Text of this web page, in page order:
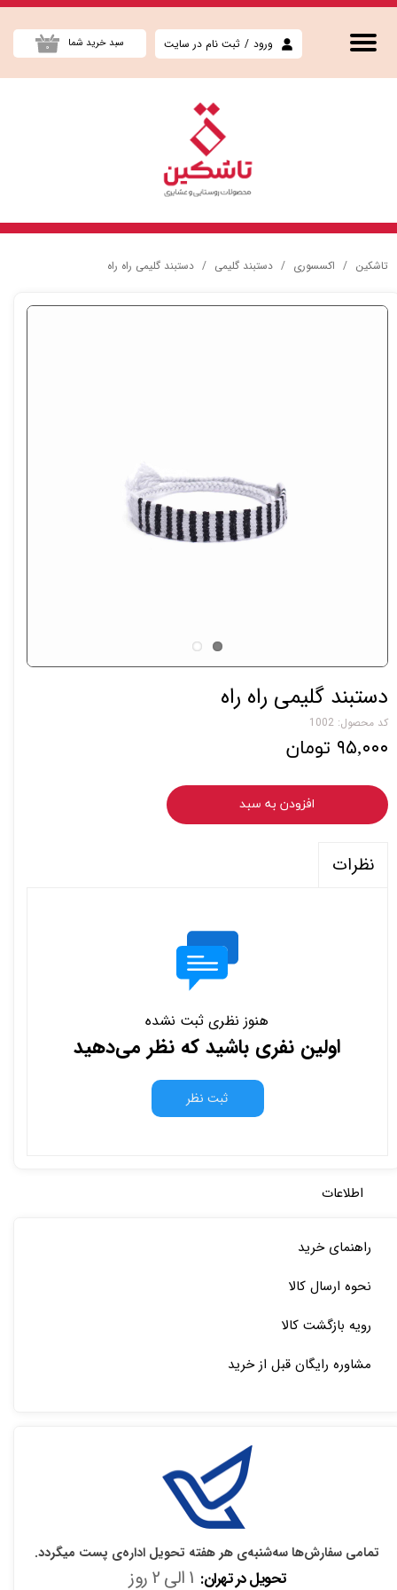
ورود / ثبت نام در سایت
حساب کاربری من
تغییر گذر واژه
خروج از حساب کاربری
۰ سبد خرید شما
تاشکین اکسسوری دستبند گلیمی دستبند گلیمی راه راه
دستبند گلیمی راه راه
کد محصول: 1002
۹۵,۰۰۰ تومان
افزودن به سبد
نظرات
هنوز نظری ثبت نشده
اولین نفری باشید که نظر می‌دهید
ثبت نظر
راهنمای خرید
نحوه ارسال کالا
رویه بازگشت کالا
مشاوره رایگان قبل از خرید
تمامی سفارش‌ها سه‌شنبه‌ی هر هفته تحویل اداره‌ی پست میگردد.
تحویل در تهران:
اطلاعات